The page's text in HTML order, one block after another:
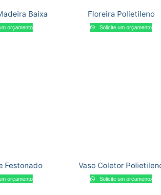
Baixa
orçamento
Floreira Polietileno
Solicite um orçamento
Festonado
orçamento
Vaso Coletor
Solicite um orçamento